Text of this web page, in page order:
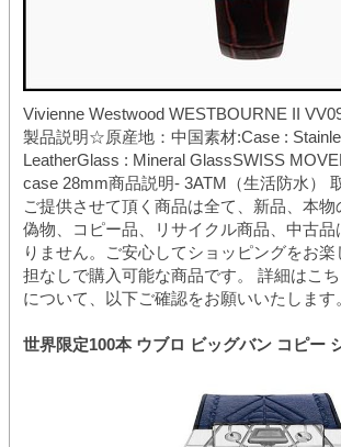
Vivienne Westwood WESTBOURNE II
製品説明☆原産地：中国素材:Case :
LeatherGlass : Mineral GlassSWISS
case 28mm商品説明- 3ATM（生活防水）
ご提供させて頂く商品は全て、新品、本
偽物、コピー品、リサイクル商品、中古
りません。ご安心してショッピングをお
担なしで購入可能な商品です。 詳細はこ
について、以下ご確認をお願いいたします
世界限定100本 ウブロ ビッグバン コピー